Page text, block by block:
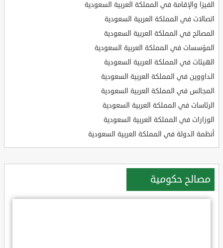
الفيزا والإقامة في المملكة العربية السعودية
اتصالات في المملكة العربية السعودية
المصالح في المملكة العربية السعودية
المؤسسات في المملكة العربية السعودية
الهيئات في المملكة العربية السعودية
الداووين في المملكة العربية السعودية
المجالس في المملكة العربية السعودية
الرئاسات في المملكة العربية السعودية
الوزارات في المملكة العربية السعودية
أنظمة الدولة في المملكة العربية السعودية
مصالح حكومية